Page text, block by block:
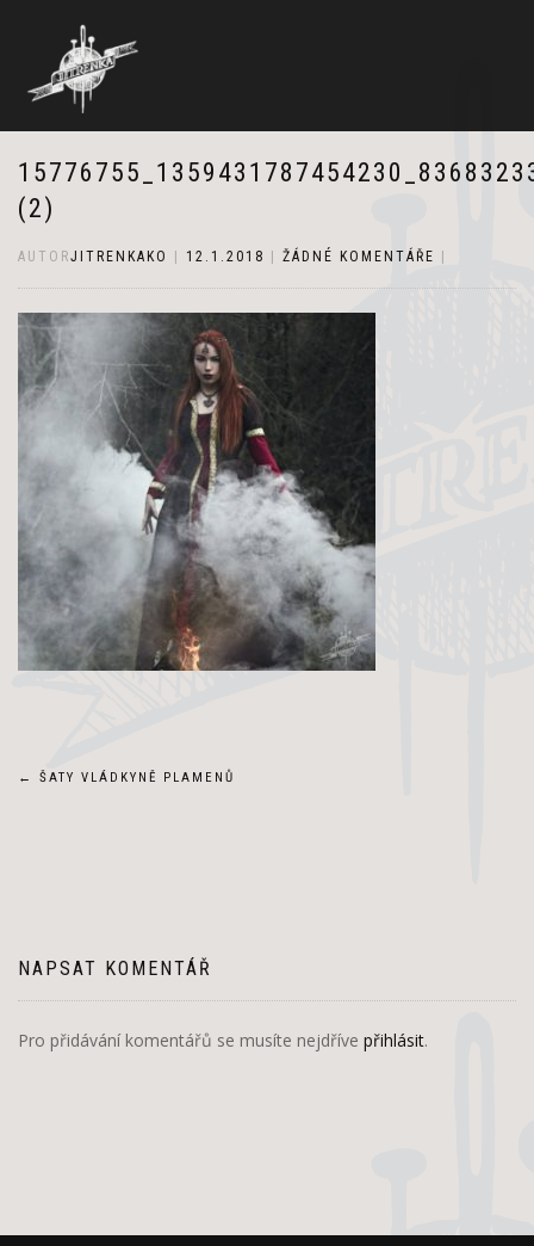
(2)
AUTORJITRENKAKO 12.1.2018 ŽÁDNÉ KOMENTÁŘE
Navigace
← ŠATY VLÁDKYNĚ PLAMENŮ
NAPSAT KOMENTÁŘ
Pro přidávání komentářů se musíte nejdříve přihlásit.